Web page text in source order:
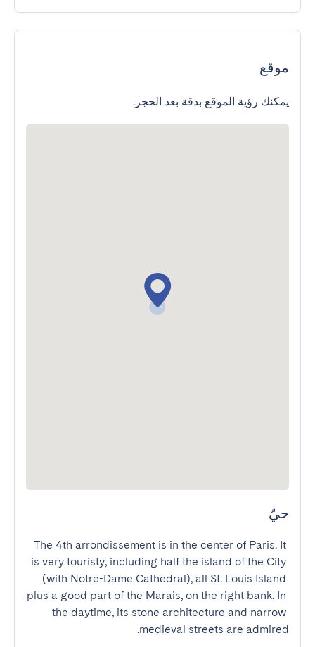
موقع
يمكنك رؤية الموقع بدقة بعد الحجز.
حيّ
The 4th arrondissement is in the center of Paris. It
is very touristy, including half the island of the City
(with Notre-Dame Cathedral), all St. Louis Island
plus a good part of the Marais, on the right bank. In
the daytime, its stone architecture and narrow